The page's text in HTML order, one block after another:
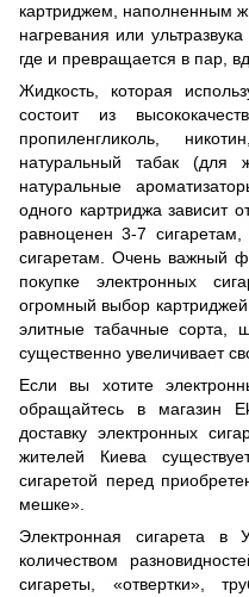
картриджем, наполненным
нагревания или
где и превращается в пар,
Жидкость, которая
состоит из
пропиленгликоль,
натуральный табак (для
натуральные
одного картриджа зависит
равноценен 3-7
сигаретам. Очень важный
покупке электронных
огромный выбор
элитные табачные сорта,
существенно увеличивает
Если вы хотите
обращайтесь в магазин
доставку электронных
жителей Киева
сигаретой перед
мешке».
Электронная сигарета в
количеством
сигареты, «отвертки»,